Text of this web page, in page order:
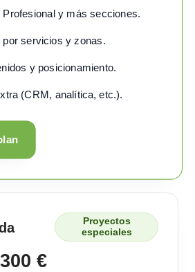
Profesional y más secciones.
servicios y zonas.
y posicionamiento.
(CRM, analítica, etc.).
Proyectos
especiales
€